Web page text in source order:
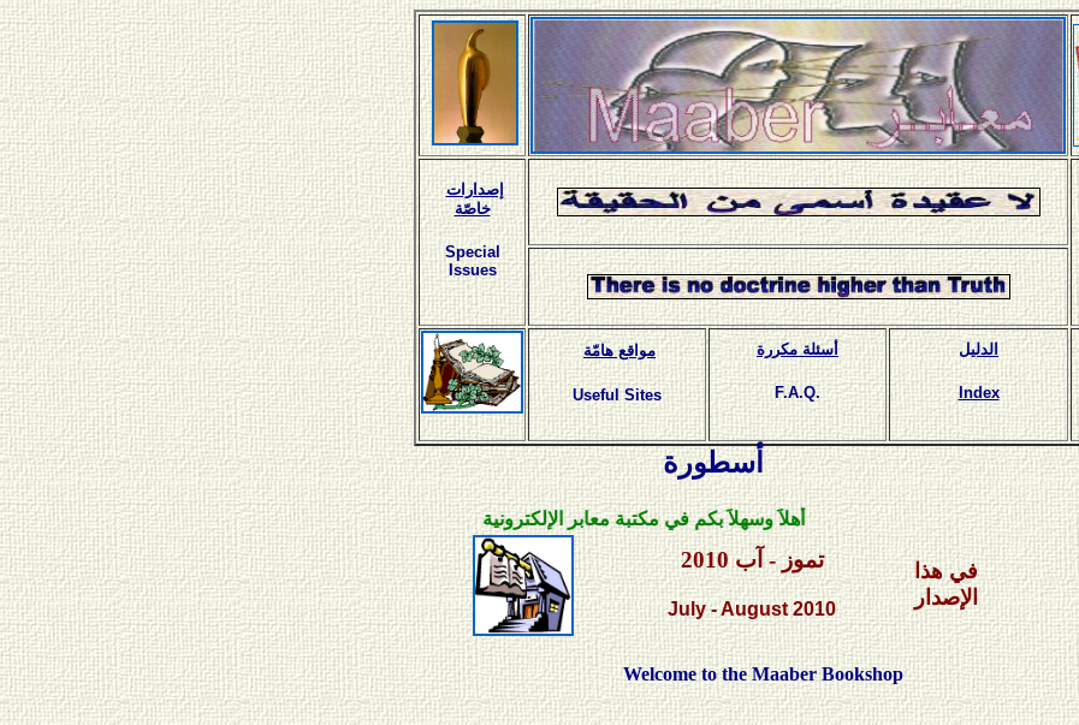
إصدارات
خاصّة
Special
Issues
مواقع هامّة
Useful Sites
أسئلة مكررة
F.A.Q.
الدليل
Index
أسطورة
أهلاَ وسهلاَ بكم في مكتبة معابر الإلكترونية
تموز- آب2010
July - August2010
في هذا
الإصدار
Welcome to the Maaber Bookshop